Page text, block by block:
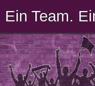
Ein Team.